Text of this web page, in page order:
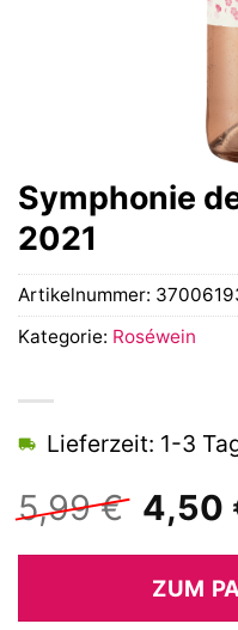
Symphonie
2021
5,99€
Preis
war:
5,99
4,50
Lieferzeit: 1-3
ZUM
Artikelnummer:
Kategorie: Roséwein